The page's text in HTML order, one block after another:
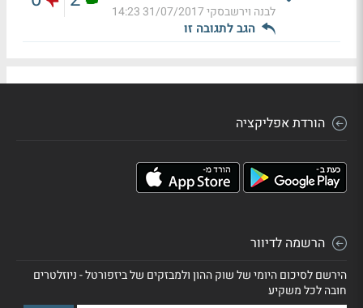
לבנה וירשבסקי31/07/2017 14:23
הגב לתגובה זו
הורדת אפליקציה
הרשמה לדיוור
הירשם לסיכום היומי של שוק ההון ולמבזקים של ביזפורטל - ניוזלטרים
חובה לכל משקיע